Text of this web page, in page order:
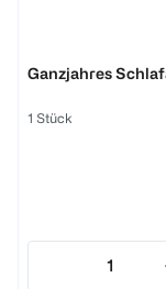
Ganzjahres
1 Stück
1
Quantity: 1